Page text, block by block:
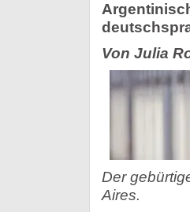
Von Julia
Der
Aires.